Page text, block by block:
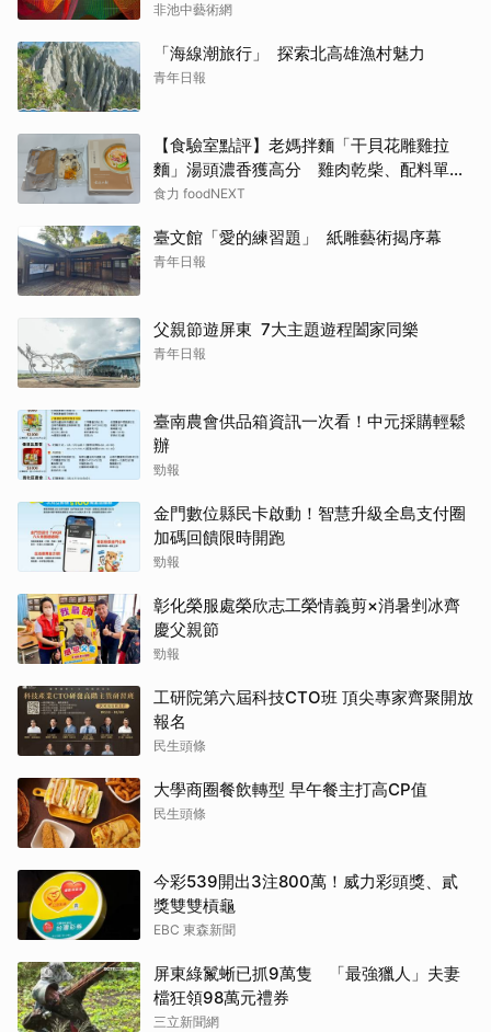
非池中藝術網
「海線潮旅行」 探索北高雄漁村魅力
青年日報
【食驗室點評】老媽拌麵「干貝花雕雞拉
麵」湯頭濃香獲高分 雞肉乾柴、配料單調
成扣分點
食力 foodNEXT
臺文館「愛的練習題」 紙雕藝術揭序幕
青年日報
父親節遊屏東 7大主題遊程闔家同樂
青年日報
臺南農會供品箱資訊一次看！中元採購輕鬆
辦
勁報
金門數位縣民卡啟動！智慧升級全島支付圈
加碼回饋限時開跑
勁報
彰化榮服處榮欣志工榮情義剪×消暑剉冰齊
慶父親節
勁報
工研院第六屆科技CTO班 頂尖專家齊聚開放
報名
民生頭條
大學商圈餐飲轉型 早午餐主打高CP值
民生頭條
今彩539開出3注800萬！威力彩頭獎、貳
獎雙雙槓龜
EBC 東森新聞
屏東綠鬣蜥已抓9萬隻 「最強獵人」夫妻
檔狂領98萬元禮券
三立新聞網